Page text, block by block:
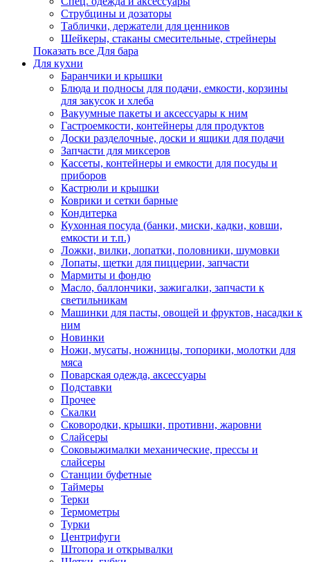
Струбцины и дозаторы
Таблички, держатели для ценников
Шейкеры, стаканы смесительные, стрейнеры
Показать все Для бара
Для кухни
Баранчики и крышки
Блюда и подносы для подачи, емкости, корзины
для закусок и хлеба
Вакуумные пакеты и аксессуары к ним
Гастроемкости, контейнеры для продуктов
Доски разделочные, доски и ящики для подачи
Запчасти для миксеров
Кассеты, контейнеры и емкости для посуды и
приборов
Кастрюли и крышки
Коврики и сетки барные
Кондитерка
Кухонная посуда (банки, миски, кадки, ковши,
емкости и т.п.)
Ложки, вилки, лопатки, половники, шумовки
Лопаты, щетки для пиццерии, запчасти
Мармиты и фондю
Масло, баллончики, зажигалки, запчасти к
светильникам
Машинки для пасты, овощей и фруктов, насадки к
ним
Новинки
Ножи, мусаты, ножницы, топорики, молотки для
мяса
Поварская одежда, аксессуары
Подставки
Прочее
Скалки
Сковородки, крышки, противни, жаровни
Слайсеры
Соковыжималки механические, прессы и
слайсеры
Станции буфетные
Таймеры
Терки
Термометры
Турки
Центрифуги
Штопора и открывалки